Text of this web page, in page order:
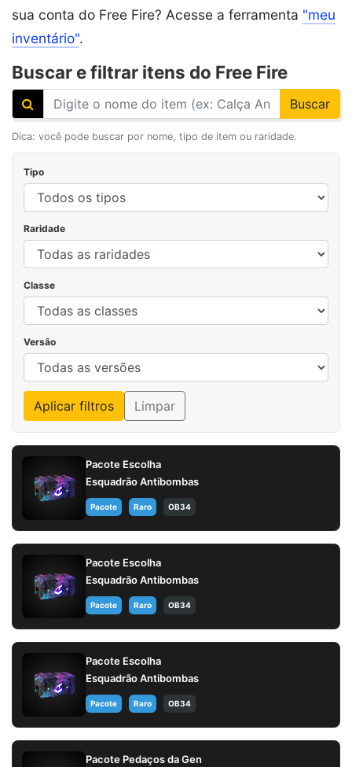
sua conta do Free Fire? Acesse a ferramenta "meu
inventário".
Buscar e filtrar itens do Free Fire
Buscar
Dica: você pode buscar por nome, tipo de item ou raridade.
Tipo
Raridade
Classe
Versão
Aplicar filtros Limpar
Pacote Escolha
Esquadrão Antibombas
Pacote Raro OB34
Pacote Escolha
Esquadrão Antibombas
Pacote Raro OB34
Pacote Escolha
Esquadrão Antibombas
Pacote Raro OB34
Pacote Pedaços da Gen